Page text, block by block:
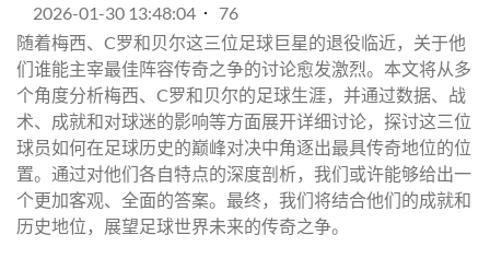
2026-01-30 13:48:04
76
随着梅西、C罗和贝尔这三位足球巨星的退役临近，关于他
们谁能主宰最佳阵容传奇之争的讨论愈发激烈。本文将从多
个角度分析梅西、C罗和贝尔的足球生涯，并通过数据、战
术、成就和对球迷的影响等方面展开详细讨论，探讨这三位
球员如何在足球历史的巅峰对决中角逐出最具传奇地位的位
置。通过对他们各自特点的深度剖析，我们或许能够给出一
个更加客观、全面的答案。最终，我们将结合他们的成就和
历史地位，展望足球世界未来的传奇之争。